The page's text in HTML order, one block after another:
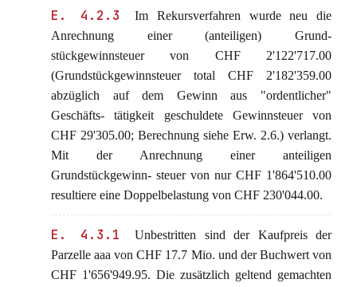
E. 4.2.3
Im Rekursverfahren wurde neu die
Anrechnung einer (anteiligen) Grund-
stückgewinnsteuer von CHF 2'122'717.00
(Grundstückgewinnsteuer total CHF 2'182'359.00
abzüglich auf dem Gewinn aus "ordentlicher"
Geschäfts- tätigkeit geschuldete Gewinnsteuer von
CHF 29'305.00; Berechnung siehe Erw. 2.6.) verlangt.
Mit der Anrechnung einer anteiligen
Grundstückgewinn- steuer von nur CHF 1'864'510.00
resultiere eine Doppelbelastung von CHF 230'044.00.
E. 4.3.1
Unbestritten sind der Kaufpreis der
Parzelle aaa von CHF 17.7 Mio. und der Buchwert von
CHF 1'656'949.95. Die zusätzlich geltend gemachten